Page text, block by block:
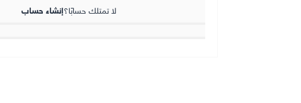
لا تمتلك حسابًا؟إنشاء حساب